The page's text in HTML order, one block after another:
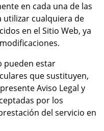
en cada una de las
utilizar cualquiera de
en el Sitio Web, ya
pueden estar
que sustituyen,
Aviso Legal y
por los
del servicio en